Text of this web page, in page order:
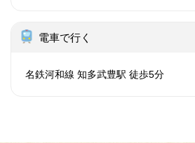
電車で行く
名鉄河和線 知多武豊駅 徒歩5分